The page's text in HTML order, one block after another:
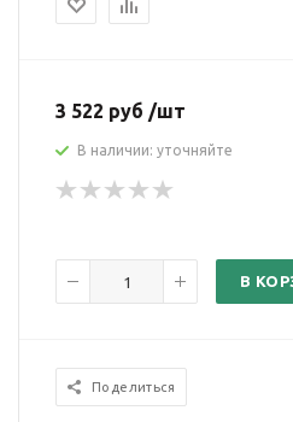
3 522 руб /шт
В наличии: уточняйте
В
Поделиться